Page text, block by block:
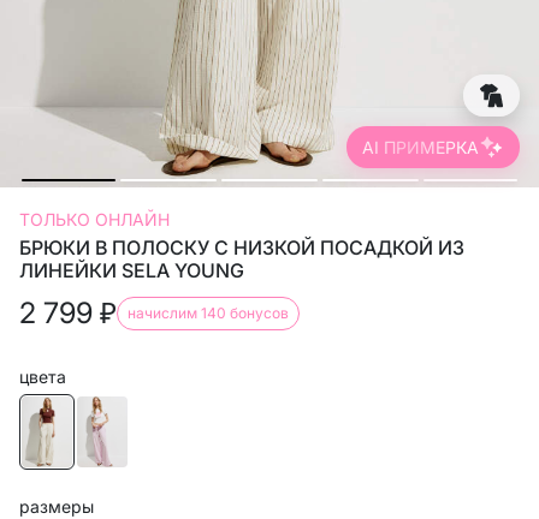
AI ПРИМЕРКА
ТОЛЬКО ОНЛАЙН
БРЮКИ В ПОЛОСКУ С НИЗКОЙ ПОСАДКОЙ ИЗ
ЛИНЕЙКИ SELA YOUNG
2 799 ₽ начислим 140 бонусов
цвета
размеры